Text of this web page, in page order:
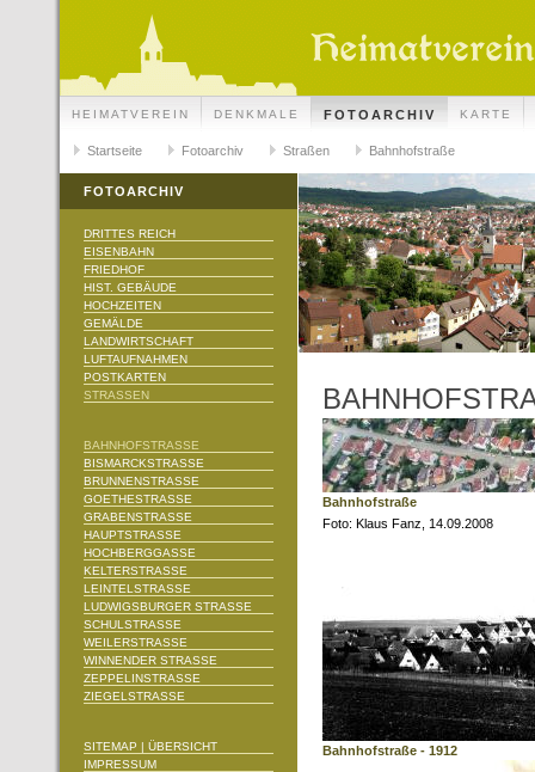
HEIMATVEREIN DENKMALE FOTOARCHIV KARTE
Startseite Fotoarchiv Straßen Bahnhofstraße
FOTOARCHIV
DRITTES REICH
EISENBAHN
FRIEDHOF
HIST. GEBÄUDE
HOCHZEITEN
GEMÄLDE
LANDWIRTSCHAFT
LUFTAUFNAHMEN
POSTKARTEN
STRASSEN
BAHNHOFSTRASSE
BISMARCKSTRASSE
BRUNNENSTRASSE
GOETHESTRASSE
GRABENSTRASSE
HAUPTSTRASSE
HOCHBERGGASSE
KELTERSTRASSE
LEINTELSTRASSE
LUDWIGSBURGER STRASSE
SCHULSTRASSE
WEILERSTRASSE
WINNENDER STRASSE
ZEPPELINSTRASSE
ZIEGELSTRASSE
SITEMAP | ÜBERSICHT
IMPRESSUM
Bahnhofstraße
Foto: Klaus Fanz, 14.09.2008
Bahnhofstraße - 1912